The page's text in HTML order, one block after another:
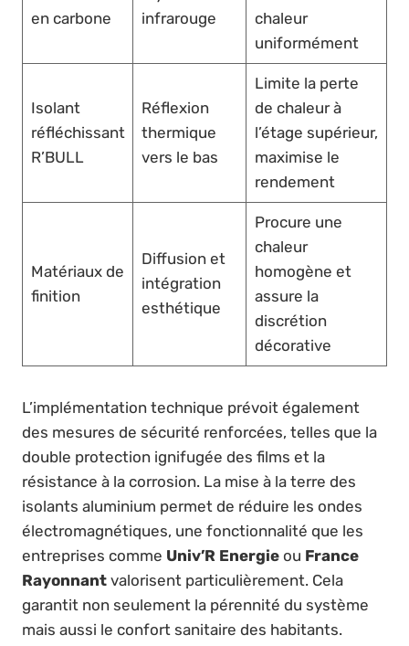
en carbone
infrarouge
chaleur
uniformément
Isolant
réfléchissant
R’BULL
Réflexion
thermique
vers le bas
Limite la perte
de chaleur à
l’étage supérieur,
maximise le
rendement
Matériaux de
finition
Diffusion et
intégration
esthétique
Procure une
chaleur
homogène et
assure la
discrétion
décorative
L’implémentation technique prévoit également
des mesures de sécurité renforcées, telles que la
double protection ignifugée des films et la
résistance à la corrosion. La mise à la terre des
isolants aluminium permet de réduire les ondes
électromagnétiques, une fonctionnalité que les
entreprises comme Univ’R Energie ou France
Rayonnant valorisent particulièrement. Cela
garantit non seulement la pérennité du système
mais aussi le confort sanitaire des habitants.